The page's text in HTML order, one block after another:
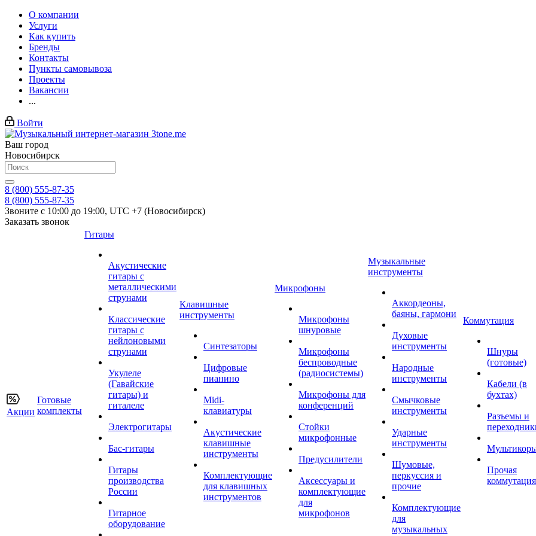
О компании
Услуги
Как купить
Бренды
Контакты
Пункты самовывоза
Проекты
Вакансии
...
Войти
Ваш город
Новосибирск
8 (800) 555-87-35
8 (800) 555-87-35
Звоните с 10:00 до 19:00, UTC +7 (Новосибирск)
Заказать звонок
Акции
Готовые
комплекты
Гитары
Акустические
гитары с
металлическими
струнами
Классические
гитары с
нейлоновыми
струнами
Укулеле
(Гавайские
гитары) и
гиталеле
Электрогитары
Бас-гитары
Гитары
производства
России
Гитарное
оборудование
Клавишные
инструменты
Синтезаторы
Цифровые
пианино
Midi-
клавиатуры
Акустические
клавишные
инструменты
Комплектующие
для клавишных
инструментов
Микрофоны
Микрофоны
шнуровые
Микрофоны
беспроводные
(радиосистемы)
Микрофоны для
конференций
Стойки
микрофонные
Предусилители
Аксессуары и
комплектующие
для
микрофонов
Музыкальные
инструменты
Аккордеоны,
баяны, гармони
Духовые
инструменты
Народные
инструменты
Смычковые
инструменты
Ударные
инструменты
Шумовые,
перкуссия и
прочие
Комплектующие
для
музыкальных
Коммутация
Шнуры
(готовые)
Кабели (в
бухтах)
Разъемы и
Прочая
коммутация